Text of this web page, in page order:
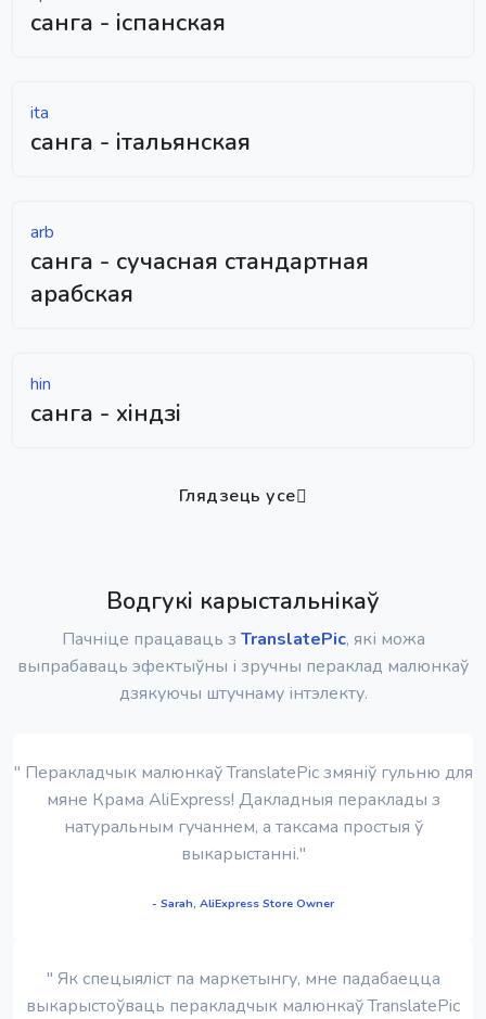
санга - іспанская
ita
санга - італьянская
arb
санга - сучасная стандартная
арабская
hin
санга - хіндзі
Глядзець усе
Водгукі карыстальнікаў
Пачніце працаваць з TranslatePic, які можа
выпрабаваць эфектыўны і зручны пераклад малюнкаў
дзякуючы штучнаму інтэлекту.
" Перакладчык малюнкаў TranslatePic змяніў гульню для
мяне Крама AliExpress! Дакладныя пераклады з
натуральным гучаннем, а таксама простыя ў
выкарыстанні."
- Sarah, AliExpress Store Owner
" Як спецыяліст па маркетынгу, мне падабаецца
выкарыстоўваць перакладчык малюнкаў TranslatePic